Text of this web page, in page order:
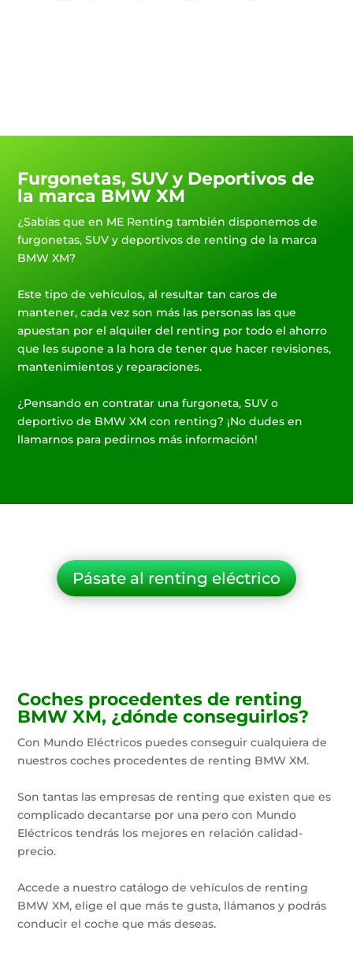
Furgonetas, SUV y Deportivos de
la marca BMW XM
¿Sabías que en ME Renting también disponemos de
furgonetas, SUV y deportivos de renting de la marca
BMW XM?
Este tipo de vehículos, al resultar tan caros de
mantener, cada vez son más las personas las que
apuestan por el alquiler del renting por todo el ahorro
que les supone a la hora de tener que hacer revisiones,
mantenimientos y reparaciones.
¿Pensando en contratar una furgoneta, SUV o
deportivo de BMW XM con renting? ¡No dudes en
llamarnos para pedirnos más información!
Pásate al renting eléctrico
Coches procedentes de renting
BMW XM, ¿dónde conseguirlos?
Con Mundo Eléctricos puedes conseguir cualquiera de
nuestros coches procedentes de renting BMW XM.
Son tantas las empresas de renting que existen que es
complicado decantarse por una pero con Mundo
Eléctricos tendrás los mejores en relación calidad-
precio.
Accede a nuestro catálogo de vehículos de renting
BMW XM, elige el que más te gusta, llámanos y podrás
conducir el coche que más deseas.